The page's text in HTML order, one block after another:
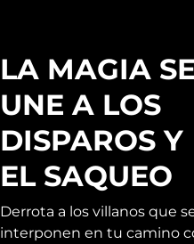
LA MAGIA SE
UNE A LOS
DISPAROS Y
EL SAQUEO
Derrota a los villanos que
interponen en tu camino